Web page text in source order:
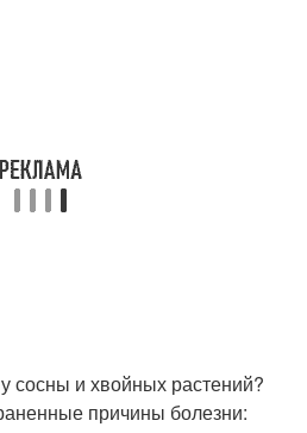
сосны и хвойных растений?
причины болезни: